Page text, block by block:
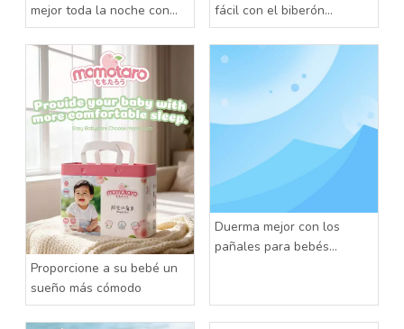
mejor toda la noche con
los pantalones para bebé
Momotaro
fácil con el biberón
Momotaro
Proporcione a su bebé un
sueño más cómodo
Duerma mejor con los
pañales para bebés